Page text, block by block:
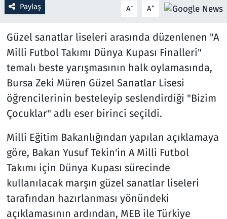
Paylaş A- A+
Güzel sanatlar liseleri arasında düzenlenen "A
Milli Futbol Takımı Dünya Kupası Finalleri"
temalı beste yarışmasının halk oylamasında,
Bursa Zeki Müren Güzel Sanatlar Lisesi
öğrencilerinin besteleyip seslendirdiği "Bizim
Çocuklar" adlı eser birinci seçildi.
Milli Eğitim Bakanlığından yapılan açıklamaya
göre, Bakan Yusuf Tekin'in A Milli Futbol
Takımı için Dünya Kupası sürecinde
kullanılacak marşın güzel sanatlar liseleri
tarafından hazırlanması yönündeki
açıklamasının ardından, MEB ile Türkiye
Seçim 2023
Spor
Teknoloji ve Bilim
Televizyon